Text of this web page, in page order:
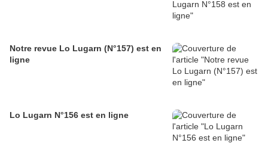
Notre revue Lo Lugarn (N°157) est en
ligne
Lo Lugarn N°156 est en ligne